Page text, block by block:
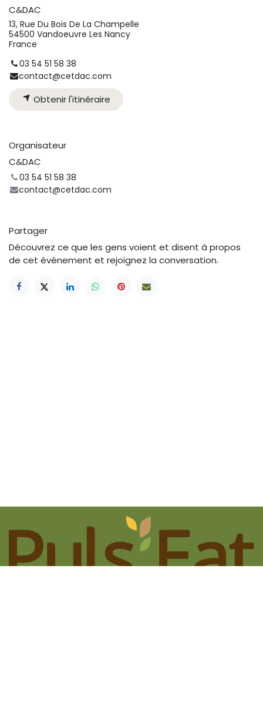
C&DAC
13, Rue Du Bois De La Champelle
54500 Vandoeuvre Les Nancy
France
03 54 51 58 38
contact@cetdac.com
Obtenir l'itinéraire
Organisateur
C&DAC
03 54 51 58 38
contact@cetdac.com
Partager
Découvrez ce que les gens voient et disent à propos
de cet événement et rejoignez la conversation.